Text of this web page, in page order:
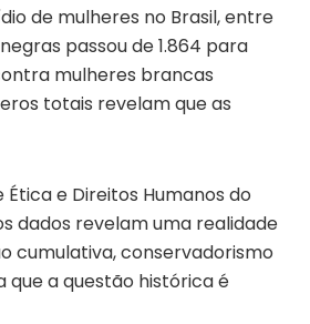
de mulheres no Brasil, entre
passou de 1.864 para
mulheres brancas
totais revelam que as
e Direitos Humanos do
dados revelam uma realidade
cumulativa, conservadorismo
que a questão histórica é